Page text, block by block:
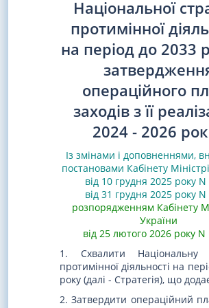
Національної
протимінної
на період до 2033
операційного
заходів з її
2024 - 2026
Із змінами і доповненнями,
постановами Кабінету
від 10 грудня 2025 року
від 31 грудня 2025 року
розпорядженням Кабінету
України
від 25 лютого 2026 року N
1. Схвалити Національну
протимінної діяльності на
року (далі - Стратегія), що
2. Затвердити операційний